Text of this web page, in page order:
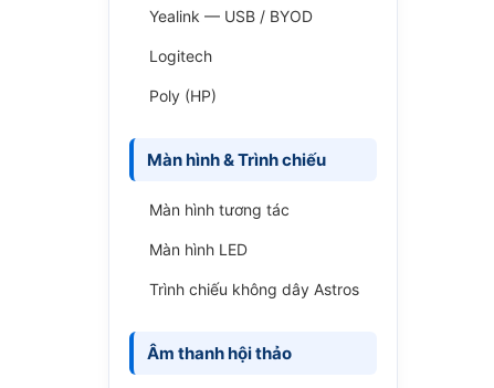
Yealink — USB / BYOD
Logitech
Poly (HP)
Màn hình & Trình chiếu
Màn hình tương tác
Màn hình LED
Trình chiếu không dây Astros
Âm thanh hội thảo